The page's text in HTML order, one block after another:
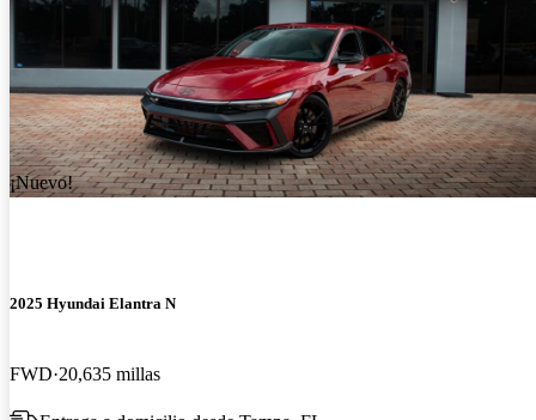
¡Nuevo!
2025 Hyundai Elantra N
FWD 20,635 millas